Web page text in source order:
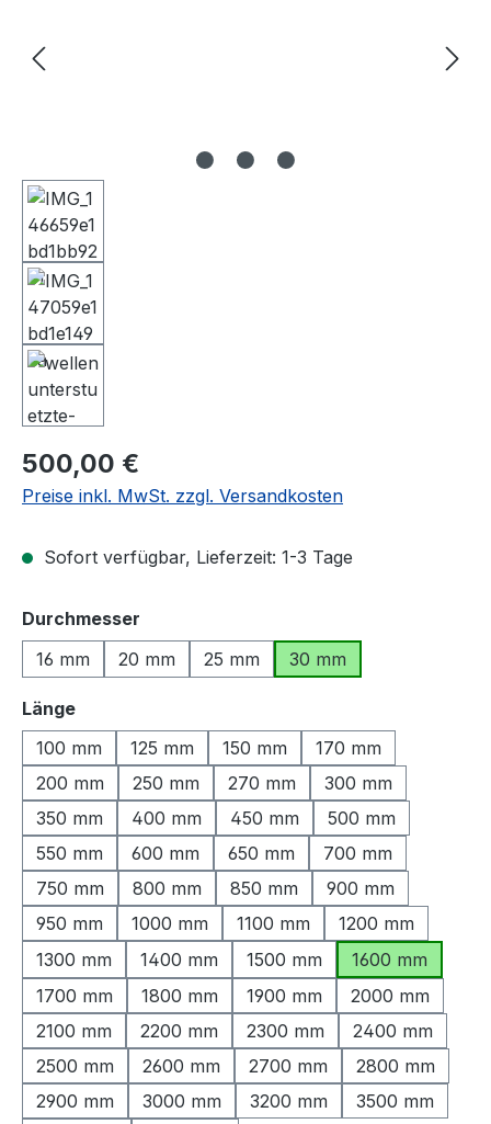
Regulärer Preis:
500,00 €
Preise inkl. MwSt. zzgl. Versandkosten
Sofort verfügbar, Lieferzeit: 1-3 Tage
Durchmesser
16 mm
20 mm 25 mm 30 mm
Längeauswählen
100 mm
125 mm 150 mm
170 mm
200 mm
250 mm 270 mm
300 mm
350 mm
400 mm 450 mm
500 mm
550 mm
600 mm 650 mm
700 mm
750 mm
800 mm 850 mm
900 mm
950 mm
1000 mm 1100 mm
1200 mm
1300 mm
1400 mm 1500 mm
1600 mm
1700 mm
1800 mm 1900 mm
2000 mm
2100 mm
2200 mm 2300 mm
2400 mm
2500 mm
2600 mm 2700 mm
2800 mm
2900 mm
3000 mm 3200 mm
3500 mm